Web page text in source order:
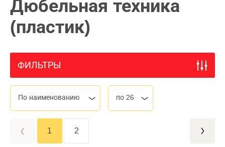
Дюбельная техника
(пластик)
ФИЛЬТРЫ
По наименованию по 26
1 2